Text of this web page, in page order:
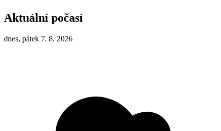
Aktuální počasí
dnes, pátek 7. 8. 2026